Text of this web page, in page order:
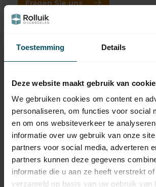
Toestemming Details
Deze website maakt gebruik van
We gebruiken cookies om content en
personaliseren, om functies voor social
en om ons websiteverkeer te
informatie over uw gebruik van onze
partners voor social media, adverteren
partners kunnen deze gegevens
informatie die u aan ze heeft verstrekt
verzameld op basis van uw gebruik van
Fragen Sie uns
SOMFY
Ondeis loser
Regensensor
SOMFY
Soliris